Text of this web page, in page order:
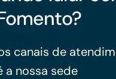
canais de
a nossa sede